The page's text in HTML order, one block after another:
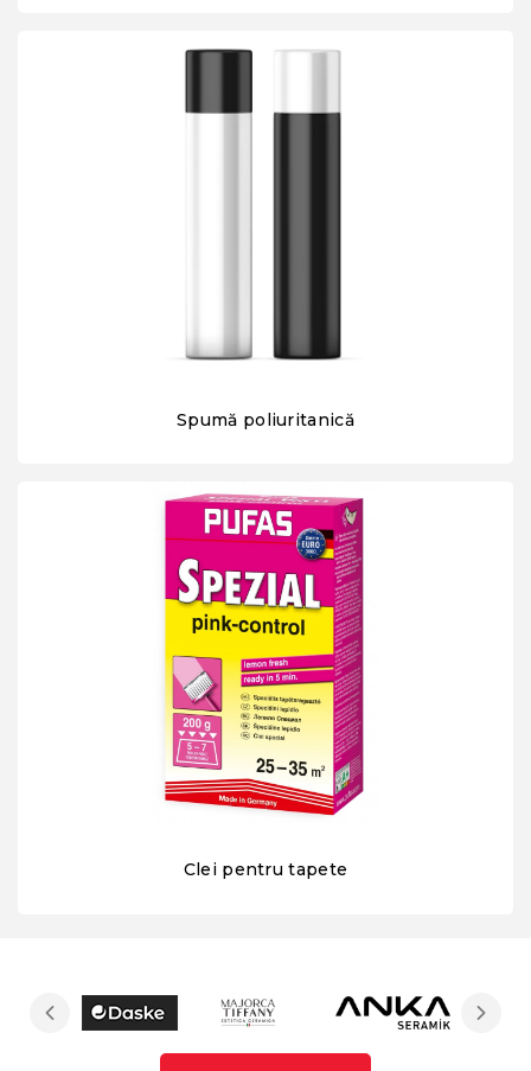
Spumă poliuritanică
Clei pentru tapete